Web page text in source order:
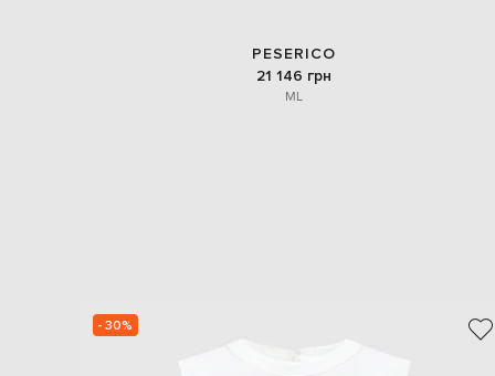
PESERICO
21 146 грн
ML
- 30%